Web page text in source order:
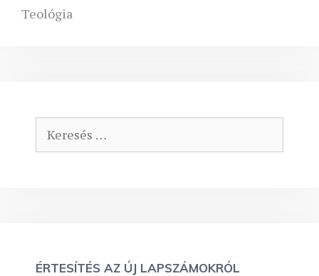
Teológia
Keresés:
ÉRTESÍTÉS AZ ÚJ LAPSZÁMOKRÓL